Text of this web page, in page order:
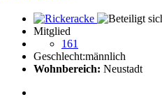
Mitglied
161
Geschlecht:männlich
Wohnbereich: Neustadt